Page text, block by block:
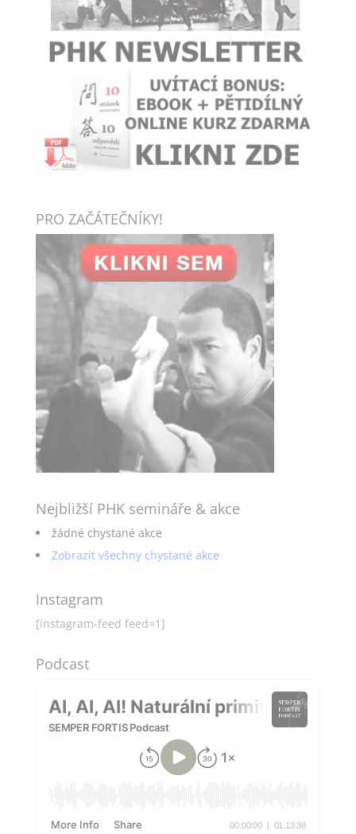
PRO ZAČÁTEČNÍKY!
Nejbližší PHK semináře & akce
žádné chystané akce
Zobrazit všechny chystané akce
Instagram
[instagram-feed feed=1]
Podcast